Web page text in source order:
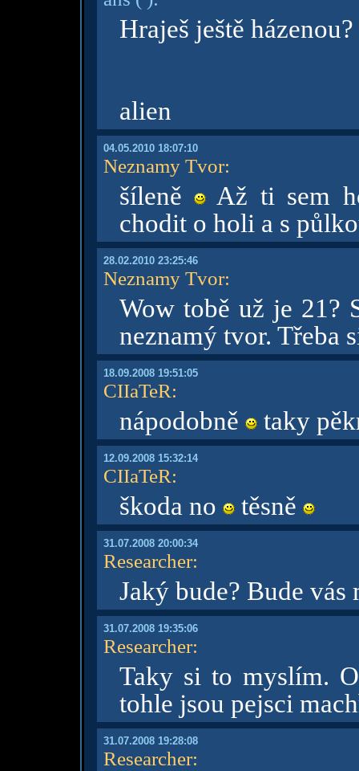
Hraješ ještě házenou?
alien
04.05.2010 18:07:10
Neznamy Tvor:
šíleně
Až ti sem
chodit o holi a s
28.02.2010 23:25:46
Neznamy Tvor:
Wow tobě už je 21?
neznamý tvor. Třeba
18.09.2008 19:51:05
CIIaTeR:
nápodobně taky
12.09.2008 15:32:14
CIIaTeR:
škoda no těsně
31.07.2008 20:00:34
Researcher:
Jaký bude? Bude
31.07.2008 19:35:06
Researcher:
Taky si to myslím.
tohle jsou pejsci
31.07.2008 19:28:08
Researcher: